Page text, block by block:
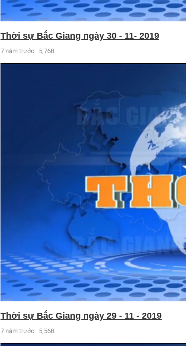
Thời sự Bắc Giang ngày 30 - 11- 2019
7 năm trước 5,768
Thời sự Bắc Giang ngày 29 - 11 - 2019
7 năm trước 5,568